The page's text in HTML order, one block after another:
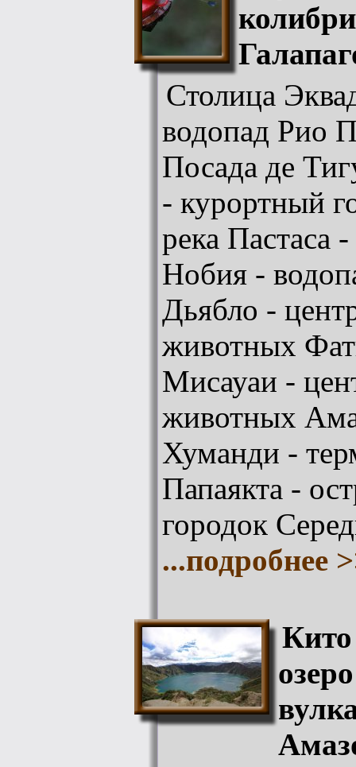
Столица
водопад Рио
Посада де
- курортный
река Пастаса
Нобия -
Дьябло -
животных
Мисауаи -
животных
Хуманди -
Папаякта -
городок
...подробнее